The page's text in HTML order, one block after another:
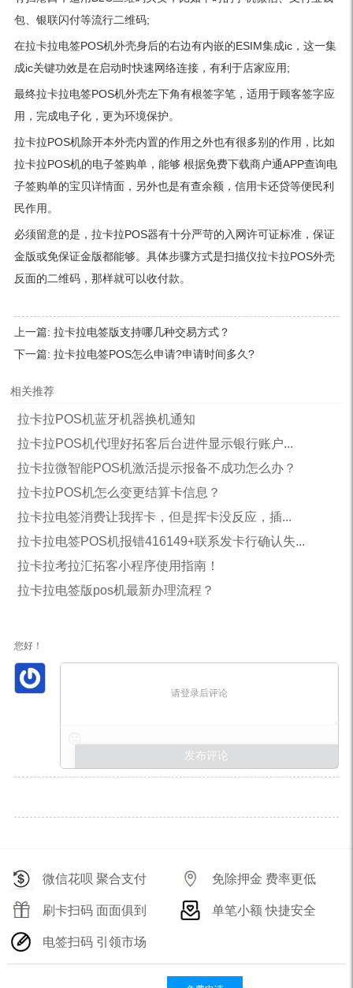
包、银联闪付等流行二维码;
在拉卡拉电签POS机外壳身后的右边有内嵌的ESIM集成ic，这一集
成ic关键功效是在启动时快速网络连接，有利于店家应用;
最终拉卡拉电签POS机外壳左下角有根签字笔，适用于顾客签字应
用，完成电子化，更为环境保护。
拉卡拉POS机除开本外壳内置的作用之外也有很多别的作用，比如
拉卡拉POS机的电子签购单，能够 根据免费下载商户通APP查询电
子签购单的宝贝详情面，另外也是有查余额，信用卡还贷等便民利
民作用。
必须留意的是，拉卡拉POS器有十分严苛的入网许可证标准，保证
金版或免保证金版都能够。具体步骤方式是扫描仪拉卡拉POS外壳
反面的二维码，那样就可以收付款。
上一篇: 拉卡拉电签版支持哪几种交易方式？
下一篇: 拉卡拉电签POS怎么申请?申请时间多久?
相关推荐
拉卡拉POS机蓝牙机器换机通知
拉卡拉POS机代理好拓客后台进件显示银行账户...
拉卡拉微智能POS机激活提示报备不成功怎么办？
拉卡拉POS机怎么变更结算卡信息？
拉卡拉电签消费让我挥卡，但是挥卡没反应，插...
拉卡拉电签POS机报错416149+联系发卡行确认失...
拉卡拉考拉汇拓客小程序使用指南！
拉卡拉电签版pos机最新办理流程？
您好！
请登录后评论
微信花呗 聚合支付 免除押金 费率更低
刷卡扫码 面面俱到 单笔小额 快捷安全
电签扫码 引领市场